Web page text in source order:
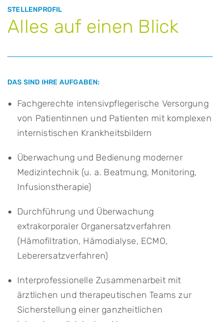
STELLENPROFIL
Alles auf einen Blick
DAS SIND IHRE AUFGABEN:
Fachgerechte intensivpflegerische Versorgung
von Patientinnen und Patienten mit komplexen
internistischen Krankheitsbildern
Überwachung und Bedienung moderner
Medizintechnik (u. a. Beatmung, Monitoring,
Infusionstherapie)
Durchführung und Überwachung
extrakorporaler Organersatzverfahren
(Hämofiltration, Hämodialyse, ECMO,
Leberersatzverfahren)
Interprofessionelle Zusammenarbeit mit
ärztlichen und therapeutischen Teams zur
Sicherstellung einer ganzheitlichen